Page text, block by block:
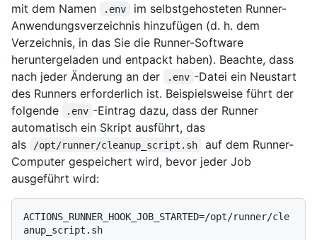
mit dem Namen
.env
im selbstgehosteten Runner-
Anwendungsverzeichnis hinzufügen (d. h. dem
Verzeichnis, in das Sie die Runner-Software
heruntergeladen und entpackt haben). Beachte, dass
nach jeder Änderung an der
.env -Datei ein Neustart
des Runners erforderlich ist. Beispielsweise führt der
folgende
.env -Eintrag dazu, dass der Runner
automatisch ein Skript ausführt, das
als
/opt/runner/cleanup_script.sh
auf dem Runner-
Computer gespeichert wird, bevor jeder Job
ausgeführt wird:
ACTIONS_RUNNER_HOOK_JOB_STARTED=/opt/runner/cle